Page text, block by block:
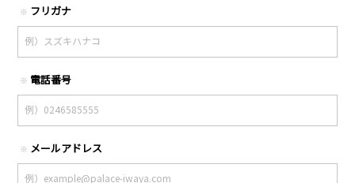
※ フリガナ
※ 電話番号
※ メールアドレス